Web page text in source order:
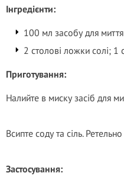
Інгредієнти:
100 мл засобу для
2 столові ложки солі;
Приготування:
Налийте в миску засіб для
Всипте соду та сіль.
Застосування: